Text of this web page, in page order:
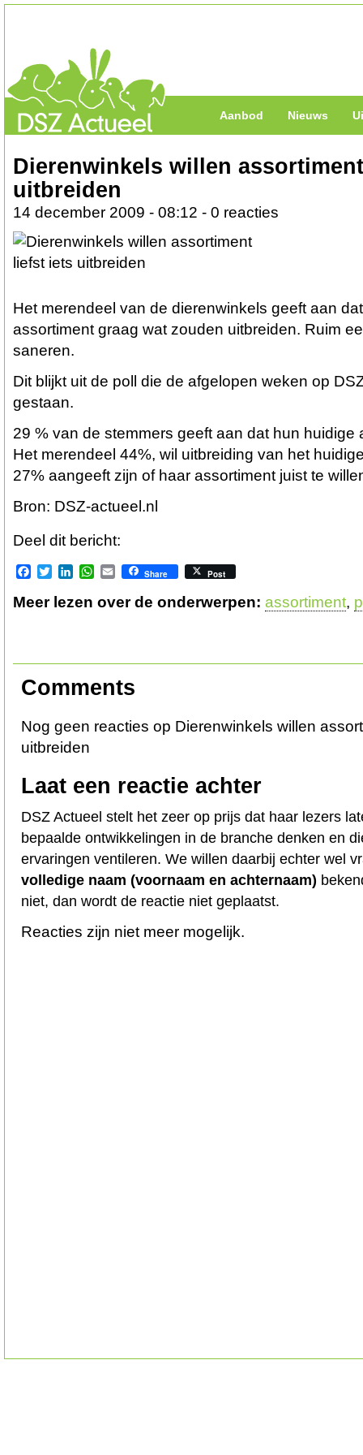
Aanbod Nieuws
Dierenwinkels willen
uitbreiden
14 december 2009 - 08:12 - 0 reacties
Het merendeel van de dierenwinkels geeft aan
assortiment graag wat zouden uitbreiden. Ruim
saneren.
Dit blijkt uit de poll die de afgelopen weken op
gestaan.
29 % van de stemmers geeft aan dat hun huidige
Het merendeel 44%, wil uitbreiding van het
27% aangeeft zijn of haar assortiment juist te
Bron: DSZ-actueel.nl
Deel dit bericht:
Facebook
TwitterLinkedInWhatsApp
EmailShare Post
Meer lezen over de onderwerpen: assortiment,
Comments
Nog geen reacties op Dierenwinkels willen
uitbreiden
Laat een reactie achter
DSZ Actueel stelt het zeer op prijs dat haar lezers
bepaalde ontwikkelingen in de branche denken en
ervaringen ventileren. We willen daarbij echter wel
volledige naam (voornaam en achternaam)
niet, dan wordt de reactie niet geplaatst.
Reacties zijn niet meer mogelijk.